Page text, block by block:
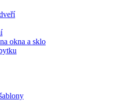
okna a sklo